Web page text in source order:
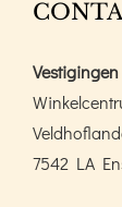
Vestigingen
7542 LA